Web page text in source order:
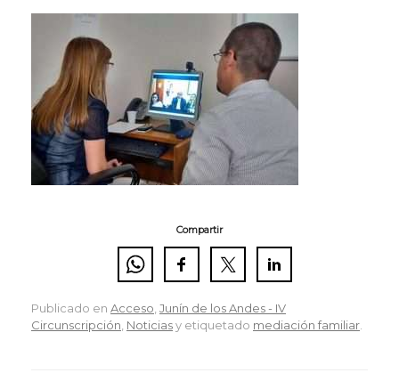
Compartir
Publicado en Acceso Junín de los Andes - IV
Circunscripción Noticiasy etiquetado mediación familiar